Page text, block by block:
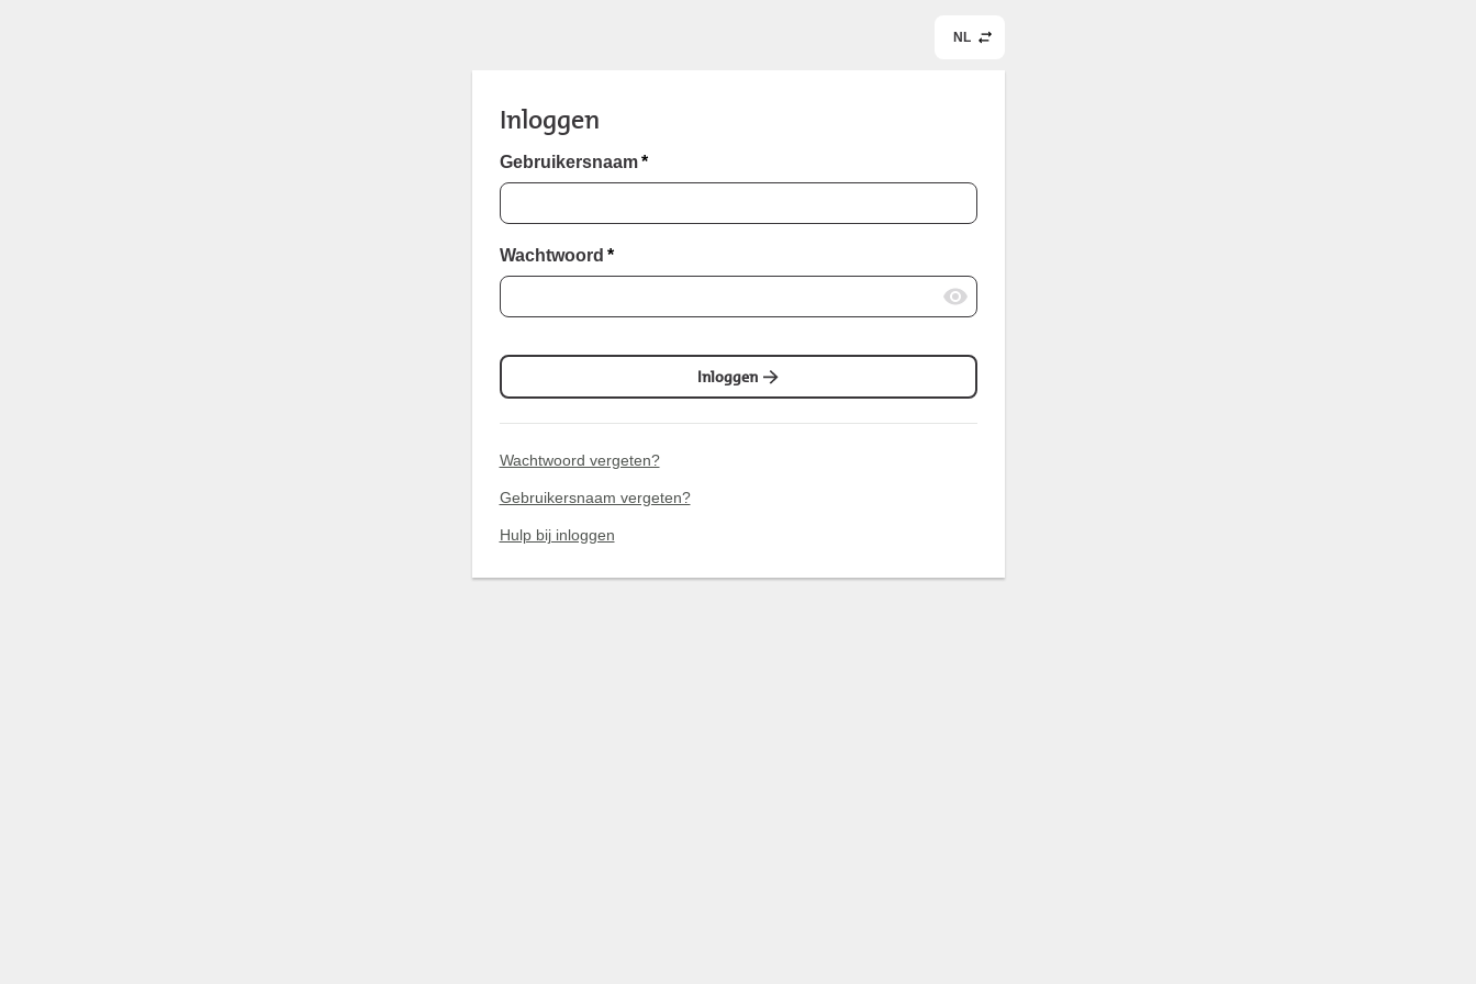
NL
Inloggen
Gebruikersnaam *
Wachtwoord *
Inloggen
Wachtwoord vergeten?
Gebruikersnaam vergeten?
Hulp bij inloggen